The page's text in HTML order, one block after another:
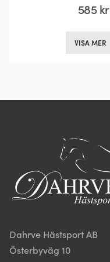
585kr
VISA MER
Dahrve Hästsport AB
Österbyväg 10